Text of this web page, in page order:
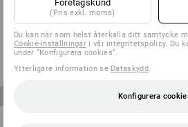
HERR-SET: Midjebyxa + shorts
e.s.motion
från 1 310,00 kr
(inkl. moms)
från
Företagskund
(Pris exkl. moms)
Du kan när som helst återkalla ditt samtycke
Cookie-inställningar i vår integritetspolicy. Du
under ”Konfigurera cookies”.
Ytterligare information se Dataskydd.
Konfigurera